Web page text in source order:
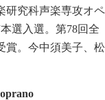
研究科声楽専攻オペ
選入選。第78回全
賞。今中須美子、松